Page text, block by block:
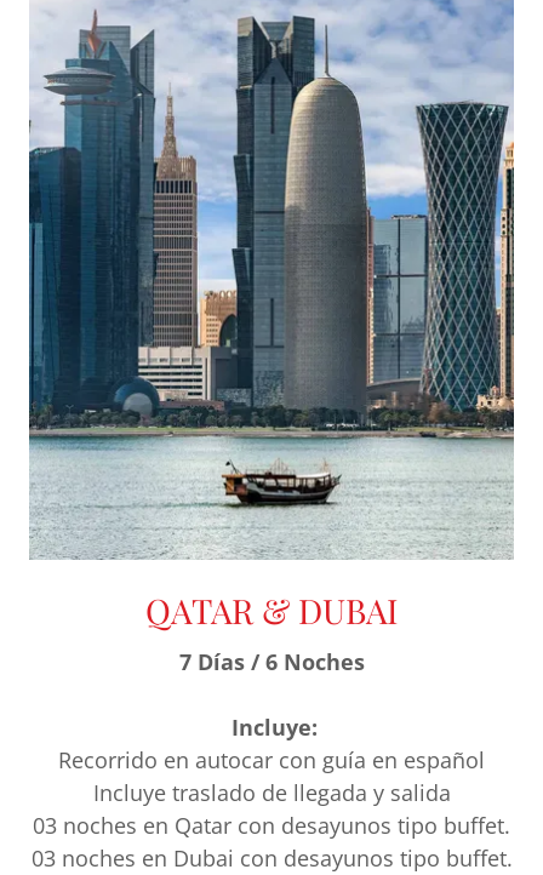
QATAR & DUBAI
7 Días / 6 Noches
Incluye:
Recorrido en autocar con guía en español
Incluye traslado de llegada y salida
03 noches en Qatar con desayunos tipo buffet.
03 noches en Dubai con desayunos tipo buffet.